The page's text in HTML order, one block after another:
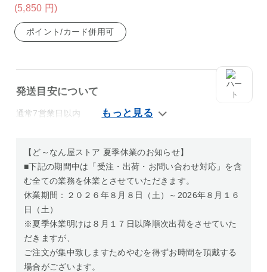
(5,850 円)
ポイント/カード併用可
発送目安について
通常7営業日以内
【ど～なん屋ストア 夏季休業のお知らせ】
■下記の期間中は「受注・出荷・お問い合わせ対応」を含
む全ての業務を休業とさせていただきます。
休業期間：２０２６年８月８日（土）～2026年８月１６
日（土）
※夏季休業明けは８月１７日以降順次出荷をさせていた
だきますが、
ご注文が集中致しますためやむを得ずお時間を頂戴する
場合がございます。